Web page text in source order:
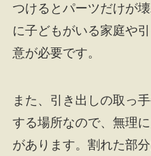
つけるとパーツだけが
に子どもがいる家庭や
意が必要です。
また、引き出しの取っ
する場所なので、無理
があります。割れた部